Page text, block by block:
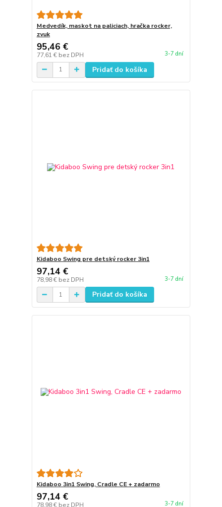
Medvedík, maskot na paliciach, hračka rocker,
zvuk
95,46 €
77,61 € bez DPH 3-7 dní
Pridať do košíka
Kidaboo Swing pre detský rocker 3in1
97,14 €
78,98 € bez DPH 3-7 dní
Pridať do košíka
Kidaboo 3in1 Swing, Cradle CE + zadarmo
97,14 €
78,98 € bez DPH 3-7 dní